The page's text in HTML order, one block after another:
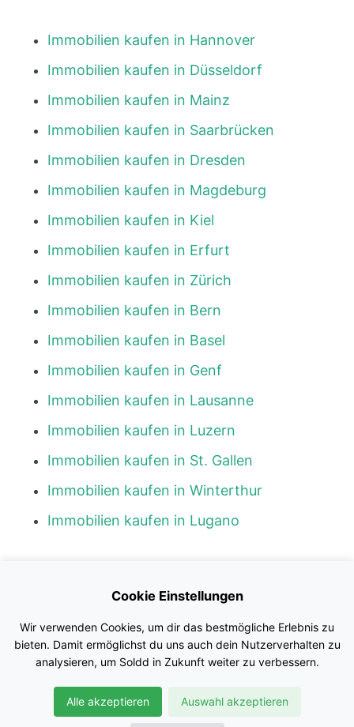
Immobilien kaufen in Hannover
Immobilien kaufen in Düsseldorf
Immobilien kaufen in Mainz
Immobilien kaufen in Saarbrücken
Immobilien kaufen in Dresden
Immobilien kaufen in Magdeburg
Immobilien kaufen in Kiel
Immobilien kaufen in Erfurt
Immobilien kaufen in Zürich
Immobilien kaufen in Bern
Immobilien kaufen in Basel
Immobilien kaufen in Genf
Immobilien kaufen in Lausanne
Immobilien kaufen in Luzern
Immobilien kaufen in St. Gallen
Immobilien kaufen in Winterthur
Immobilien kaufen in Lugano
Impressum
Nutzungsbedingungen
Datenschutz
Cookie Einstellungen
Wir verwenden Cookies, um dir das bestmögliche Erlebnis zu
bieten. Damit ermöglichst du uns auch dein Nutzerverhalten zu
analysieren, um Soldd in Zukunft weiter zu verbessern.
Alle akzeptieren Auswahl akzeptieren